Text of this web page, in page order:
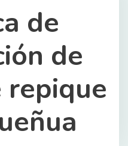
de
de
repique